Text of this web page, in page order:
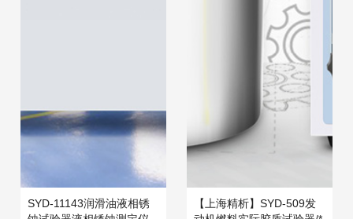
SYD-11143润滑油液相锈
【上海精析】SYD-509发